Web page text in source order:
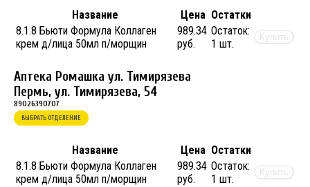
Название Цена Остатки
8.1.8 Бьюти Формула Коллаген
крем д/лица 50мл п/морщин
989.34
руб.
Остаток:
1 шт.
Купить
Аптека Ромашка ул. Тимирязева
Пермь, ул. Тимирязева, 54
89026390707
ВЫБРАТЬ ОТДЕЛЕНИЕ
Название Цена Остатки
8.1.8 Бьюти Формула Коллаген
крем д/лица 50мл п/морщин
989.34
руб.
Остаток:
1 шт.
Купить